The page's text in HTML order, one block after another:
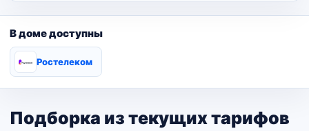
В доме доступны
Ростелеком
Подборка из текущих тарифов